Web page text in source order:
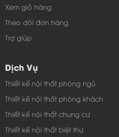
Xem giỏ hàng
Theo dõi đơn hàng
Trợ giúp
Dịch Vụ
Thiết kế nội thất phòng ngủ
Thiết kế nội thất phòng khách
Thiết kế nội thất chung cư
Thiết kế nội thất biệt thự